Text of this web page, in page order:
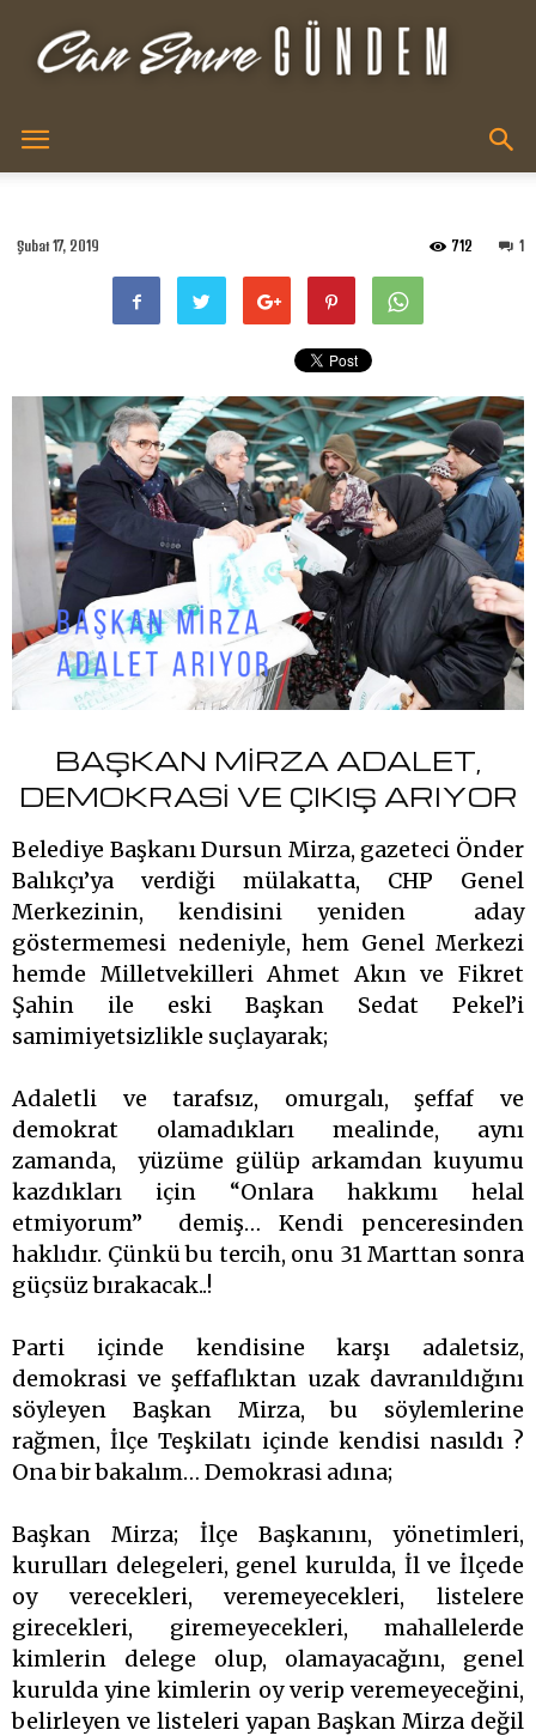
Şubat 17, 2019 1
712
BAŞKAN MİRZA ADALET,
DEMOKRASİ VE ÇIKIŞ ARIYOR
Belediye Başkanı Dursun Mirza, gazeteci Önder
Balıkçı’ya verdiği mülakatta, CHP Genel
Merkezinin, kendisini yeniden aday
göstermemesi nedeniyle, hem Genel Merkezi
hemde Milletvekilleri Ahmet Akın ve Fikret
Şahin ile eski Başkan Sedat Pekel’i
samimiyetsizlikle suçlayarak;
Adaletli ve tarafsız, omurgalı, şeffaf ve
demokrat olamadıkları mealinde, aynı
zamanda, yüzüme gülüp arkamdan kuyumu
kazdıkları için “Onlara hakkımı helal
etmiyorum” demiş… Kendi penceresinden
haklıdır. Çünkü bu tercih, onu 31 Marttan sonra
güçsüz bırakacak..!
Parti içinde kendisine karşı adaletsiz,
demokrasi ve şeffaflıktan uzak davranıldığını
söyleyen Başkan Mirza, bu söylemlerine
rağmen, İlçe Teşkilatı içinde kendisi nasıldı ?
Ona bir bakalım… Demokrasi adına;
Başkan Mirza; İlçe Başkanını, yönetimleri,
kurulları delegeleri, genel kurulda, İl ve İlçede
oy verecekleri, veremeyecekleri, listelere
girecekleri, giremeyecekleri, mahallelerde
kimlerin delege olup, olamayacağını, genel
kurulda yine kimlerin oy verip veremeyeceğini,
belirleyen ve listeleri yapan Başkan Mirza değil